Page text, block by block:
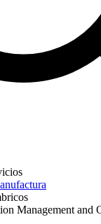
Management and